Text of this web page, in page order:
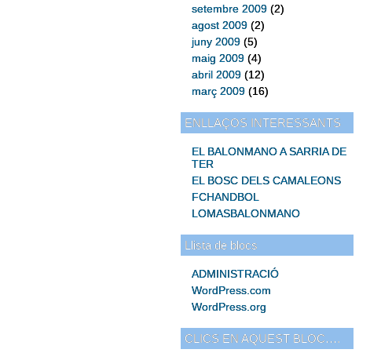
setembre 2009 (2)
agost 2009 (2)
juny 2009 (5)
maig 2009 (4)
abril 2009 (12)
març 2009 (16)
ENLLAÇOS INTERESSANTS
EL BALONMANO A SARRIA DE
TER
EL BOSC DELS CAMALEONS
FCHANDBOL
LOMASBALONMANO
Llista de blocs
ADMINISTRACIÓ
WordPress.com
WordPress.org
CLICS EN AQUEST BLOC….